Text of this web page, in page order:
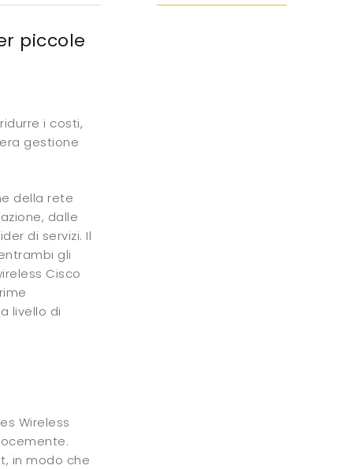
piccole
i costi,
gestione
della rete
dalle
di servizi. Il
gli
Cisco
livello di
Wireless
in modo che